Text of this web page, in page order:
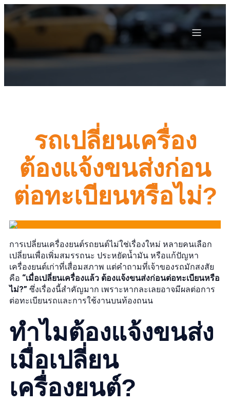
รถเปลี่ยนเครื่อง
ต้องแจ้งขนส่งก่อน
ต่อทะเบียนหรือไม่?
การเปลี่ยนเครื่องยนต์รถยนต์ไม่ใช่เรื่องใหม่ หลายคนเลือก
เปลี่ยนเพื่อเพิ่มสมรรถนะ ประหยัดน้ำมัน หรือแก้ปัญหา
เครื่องยนต์เก่าที่เสื่อมสภาพ แต่คำถามที่เจ้าของรถมักสงสัย
คือ “เมื่อเปลี่ยนเครื่องแล้ว ต้องแจ้งขนส่งก่อนต่อทะเบียนหรือ
ไม่?” ซึ่งเรื่องนี้สำคัญมาก เพราะหากละเลยอาจมีผลต่อการ
ต่อทะเบียนรถและการใช้งานบนท้องถนน
ทำไมต้องแจ้งขนส่ง
เมื่อเปลี่ยน
เครื่องยนต์?